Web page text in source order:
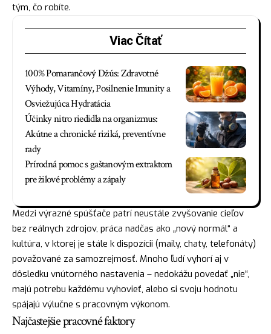
tým, čo robíte.
Viac Čítať
100% Pomarančový Džús: Zdravotné
Výhody, Vitamíny, Posilnenie Imunity a
Osviežujúca Hydratácia
Účinky nitro riedidla na organizmus:
Akútne a chronické riziká, preventívne
rady
Prírodná pomoc s gaštanovým extraktom
pre žilové problémy a zápaly
Medzi výrazné spúšťače patrí neustále zvyšovanie cieľov
bez reálnych zdrojov, práca nadčas ako „nový normál“ a
kultúra, v ktorej je stále k dispozícii (maily, chaty, telefonáty)
považované za samozrejmosť. Mnoho ľudí vyhorí aj v
dôsledku vnútorného nastavenia – nedokážu povedať „nie“,
majú potrebu každému vyhovieť, alebo si svoju hodnotu
spájajú výlučne s pracovným výkonom.
Najčastejšie pracovné faktory